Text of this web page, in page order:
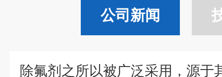
公司新闻